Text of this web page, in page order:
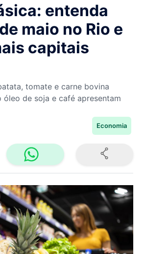
entenda
maio no Rio e
capitais
tomate e carne bovina
óleo de soja e café apresentam
Economia